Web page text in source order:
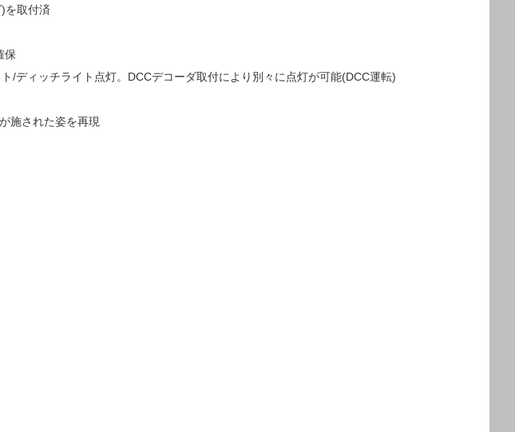
を取付済
保
ディッチライト点灯。DCCデコーダ取付により別々に点灯が可能(DCC運転)
施された姿を再現